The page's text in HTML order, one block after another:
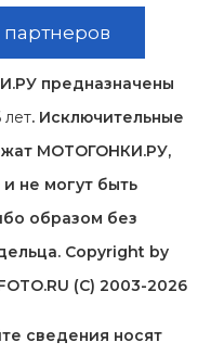
партнеров
предназначены
лет. Исключительные
МОТОГОНКИ.РУ,
не могут быть
образом без
Copyright by
(C) 2003-2026
сведения носят